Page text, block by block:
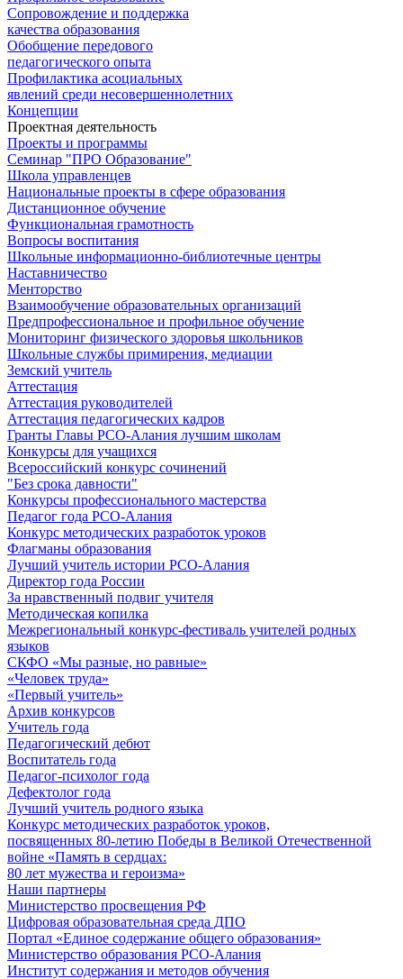
Сопровождение и поддержка
качества образования
Обобщение передового
педагогического опыта
Профилактика асоциальных
явлений среди несовершеннолетних
Концепции
Проектная деятельность
Проекты и программы
Семинар "ПРО Образование"
Школа управленцев
Национальные проекты в сфере образования
Дистанционное обучение
Функциональная грамотность
Вопросы воспитания
Школьные информационно-библиотечные центры
Наставничество
Менторство
Взаимообучение образовательных организаций
Предпрофессиональное и профильное обучение
Мониторинг физического здоровья школьников
Школьные службы примирения, медиации
Земский учитель
Аттестация
Аттестация руководителей
Аттестация педагогических кадров
Гранты Главы РСО-Алания лучшим школам
Конкурсы для учащихся
Всероссийский конкурс сочинений
"Без срока давности"
Конкурсы профессионального мастерства
Педагог года РСО-Алания
Конкурс методических разработок уроков
Флагманы образования
Лучший учитель истории РСО-Алания
Директор года России
За нравственный подвиг учителя
Методическая копилка
Межрегиональный конкурс-фестиваль учителей родных
языков
СКФО «Мы разные, но равные»
«Человек труда»
«Первый учитель»
Архив конкурсов
Учитель года
Педагогический дебют
Воспитатель года
Педагог-психолог года
Дефектолог года
Лучший учитель родного языка
Конкурс методических разработок уроков,
посвященных 80-летию Победы в Великой Отечественной
войне «Память в сердцах:
80 лет мужества и героизма»
Наши партнеры
Министерство просвещения РФ
Цифровая образовательная среда ДПО
Портал «Единое содержание общего образования»
Министерство образования РСО-Алания
Институт содержания и методов обучения